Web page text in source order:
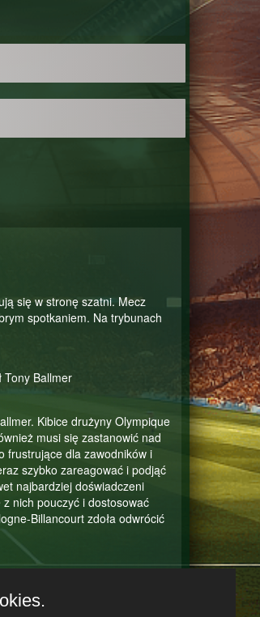
się w stronę szatni. Mecz
spotkaniem. Na trybunach
Tony Ballmer
Kibice drużyny Olympique
musi się zastanowić nad
frustrujące dla zawodników i
szybko zareagować i podjąć
najbardziej doświadczeni
nich pouczyć i dostosować
Billancourt zdoła odwrócić
wygrywa pojedynek biegowy z
wykorzystuje swoją
ataku swojej drużyny.